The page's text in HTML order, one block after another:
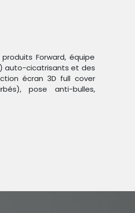
Forward, équipe
auto-cicatrisants et des
écran 3D full cover
pose anti-bulles,